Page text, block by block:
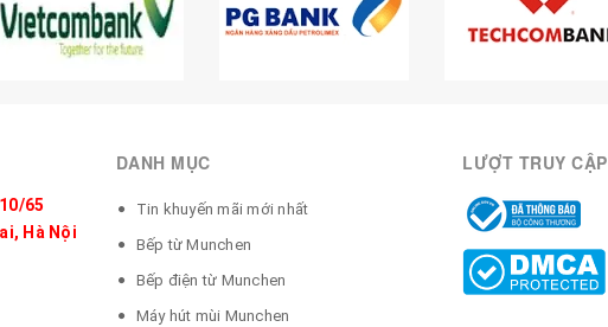
65
Hà Nội
DANH MỤC
Tin khuyến mãi mới nhất
Bếp từ Munchen
Bếp điện từ Munchen
Máy hút mùi Munchen
LƯỢT TRUY CẬP